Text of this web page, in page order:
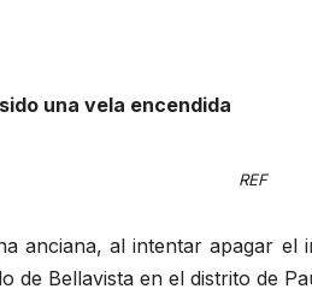
una vela encendida
REF
anciana, al intentar apagar
de Bellavista en el distrito de